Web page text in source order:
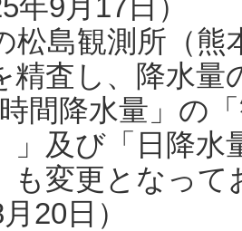
松島観測所（熊
精査し、降水
時間降水量」の
」及び「日降
も変更となっ
20日）